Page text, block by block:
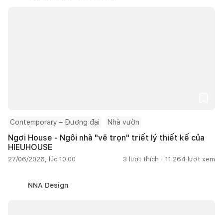
Contemporary – Đương đại Nhà vườn
Ngơi House - Ngôi nhà "vẽ trọn" triết lý thiết kế của
HIEUHOUSE
27/06/2026, lúc 10:00 3 lượt thích | 11.264 lượt xem
NNA Design